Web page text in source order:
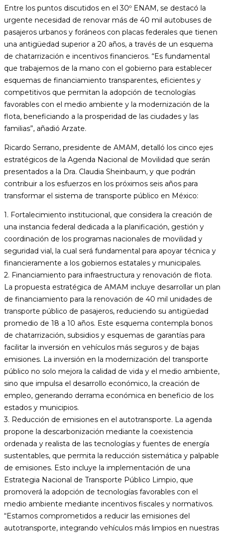
Entre los puntos discutidos en el 30º ENAM, se destacó la
urgente necesidad de renovar más de 40 mil autobuses de
pasajeros urbanos y foráneos con placas federales que tienen
una antigüedad superior a 20 años, a través de un esquema
de chatarrización e incentivos financieros. “Es fundamental
que trabajemos de la mano con el gobierno para establecer
esquemas de financiamiento transparentes, eficientes y
competitivos que permitan la adopción de tecnologías
favorables con el medio ambiente y la modernización de la
flota, beneficiando a la prosperidad de las ciudades y las
familias”, añadió Arzate.
Ricardo Serrano, presidente de AMAM, detalló los cinco ejes
estratégicos de la Agenda Nacional de Movilidad que serán
presentados a la Dra. Claudia Sheinbaum, y que podrán
contribuir a los esfuerzos en los próximos seis años para
transformar el sistema de transporte público en México:
1. Fortalecimiento institucional, que considera la creación de
una instancia federal dedicada a la planificación, gestión y
coordinación de los programas nacionales de movilidad y
seguridad vial, la cual será fundamental para apoyar técnica y
financieramente a los gobiernos estatales y municipales.
2. Financiamiento para infraestructura y renovación de flota.
La propuesta estratégica de AMAM incluye desarrollar un plan
de financiamiento para la renovación de 40 mil unidades de
transporte público de pasajeros, reduciendo su antigüedad
promedio de 18 a 10 años. Este esquema contempla bonos
de chatarrización, subsidios y esquemas de garantías para
facilitar la inversión en vehículos más seguros y de bajas
emisiones. La inversión en la modernización del transporte
público no solo mejora la calidad de vida y el medio ambiente,
sino que impulsa el desarrollo económico, la creación de
empleo, generando derrama económica en beneficio de los
estados y municipios.
3. Reducción de emisiones en el autotransporte. La agenda
propone la descarbonización mediante la coexistencia
ordenada y realista de las tecnologías y fuentes de energía
sustentables, que permita la reducción sistemática y palpable
de emisiones. Esto incluye la implementación de una
Estrategia Nacional de Transporte Público Limpio, que
promoverá la adopción de tecnologías favorables con el
medio ambiente mediante incentivos fiscales y normativos.
“Estamos comprometidos a reducir las emisiones del
autotransporte, integrando vehículos más limpios en nuestras